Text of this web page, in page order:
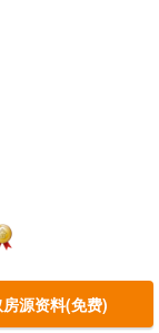
源资料(免费)